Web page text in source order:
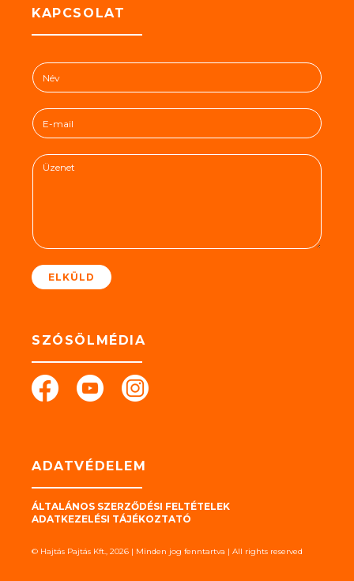
KAPCSOLAT
N
é
*E
-
a
Ü
t
ELKÜLD
SZÓSÖLMÉDIA
ADATVÉDELEM
ÁLTALÁNOS SZERZŐDÉSI FELTÉTELEK
ADATKEZELÉSI TÁJÉKOZTATÓ
© Hajtás Pajtás Kft., 2026 | Minden jog fenntartva | All rights reserved